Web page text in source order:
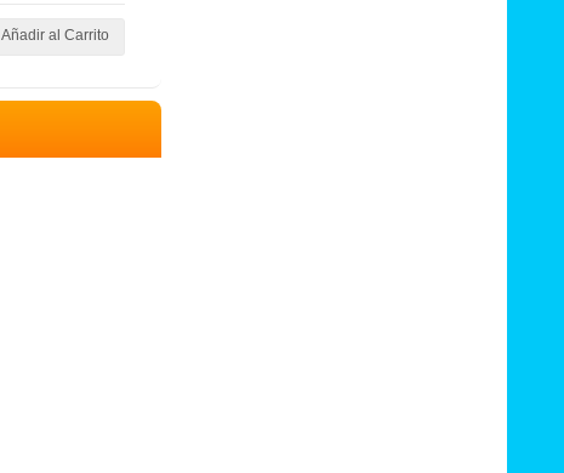
Añadir al Carrito